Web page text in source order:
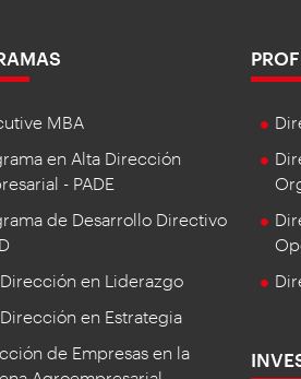
MBA
en Alta Dirección
- PADE
de Desarrollo Directivo
en Liderazgo
en Estrategia
de Empresas en la